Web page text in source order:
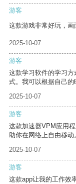
游客
这款游戏非常好玩，画
2025-10-07
游客
这款学习软件的学习
式。我可以根据自己的
2025-10-07
游客
这款加速器VPM应用
助你在网络上自由移动
2025-10-07
游客
这款app让我的工作效